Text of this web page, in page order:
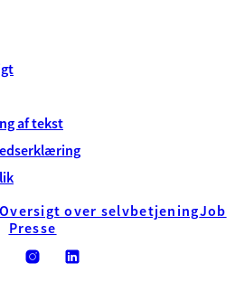
af tekst
Oversigt over selvbetjeningJob
Presse